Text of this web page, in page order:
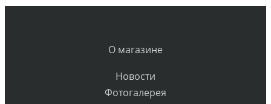
О магазине
Новости
Фотогалерея